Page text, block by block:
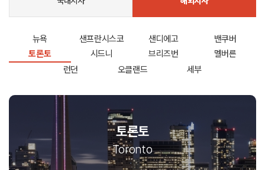
뉴욕 샌프란시스코 샌디에고
밴쿠버
토론토
시드니 브리즈번
멜버른
런던
오클랜드 세부
토론토
Toronto